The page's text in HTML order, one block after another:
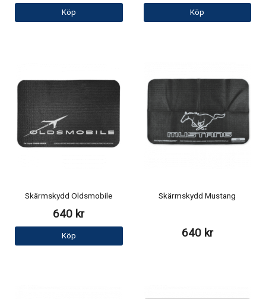
Köp Köp
Skärmskydd Oldsmobile
640 kr
Köp
Skärmskydd Mustang
640 kr